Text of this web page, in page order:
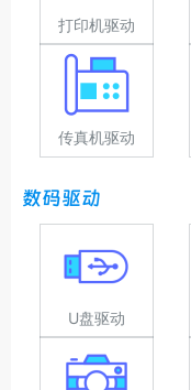
打印机驱动
传真机驱动
数码驱动
U盘驱动